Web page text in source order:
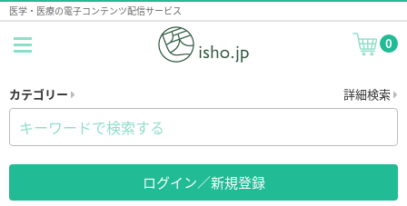
医学・医療の電子コンテンツ配信サービス
0
カテゴリー 詳細検索
ログイン／新規登録